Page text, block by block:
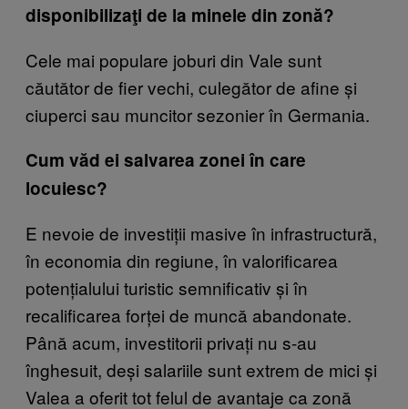
disponibilizaţi de la minele din zonă?
Cele mai populare joburi din Vale sunt
căutător de fier vechi, culegător de afine și
ciuperci sau muncitor sezonier în Germania.
Cum văd ei salvarea zonei în care
locuiesc?
E nevoie de investiții masive în infrastructură,
în economia din regiune, în valorificarea
potențialului turistic semnificativ și în
recalificarea forței de muncă abandonate.
Până acum, investitorii privați nu s-au
înghesuit, deși salariile sunt extrem de mici și
Valea a oferit tot felul de avantaje ca zonă